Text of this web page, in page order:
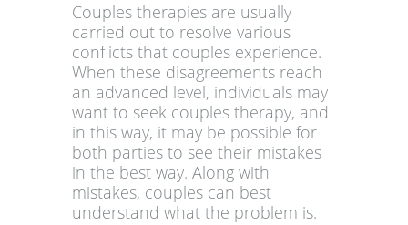
Couples therapies are usually
carried out to resolve various
conflicts that couples experience.
When these disagreements reach
an advanced level, individuals may
want to seek couples therapy, and
in this way, it may be possible for
both parties to see their mistakes
in the best way. Along with
mistakes, couples can best
understand what the problem is.